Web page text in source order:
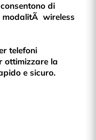
di
modalitÃ wireless
telefoni
ottimizzare la
e sicuro.